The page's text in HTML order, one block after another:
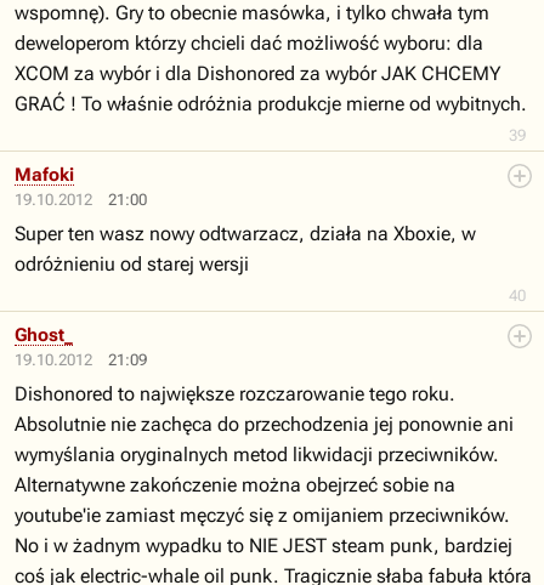
39
wspomnę). Gry to obecnie masówka, i tylko chwała tym
deweloperom którzy chcieli dać możliwość wyboru: dla
XCOM za wybór i dla Dishonored za wybór JAK CHCEMY
GRAĆ ! To właśnie odróżnia produkcje mierne od wybitnych.
19.10.2012 21:00
40
Mafoki
Super ten wasz nowy odtwarzacz, działa na Xboxie, w
odróżnieniu od starej wersji
19.10.2012 21:09
Ghost_
Dishonored to największe rozczarowanie tego roku.
Absolutnie nie zachęca do przechodzenia jej ponownie ani
wymyślania oryginalnych metod likwidacji przeciwników.
Alternatywne zakończenie można obejrzeć sobie na
youtube'ie zamiast męczyć się z omijaniem przeciwników.
No i w żadnym wypadku to NIE JEST steam punk, bardziej
coś jak electric-whale oil punk. Tragicznie słaba fabuła która